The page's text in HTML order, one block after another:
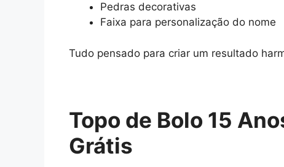
Pedras decorativas
Faixa para personalização do nome
Tudo pensado para criar um resultado
Topo de Bolo 15
Grátis